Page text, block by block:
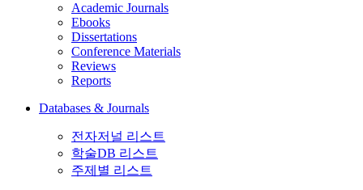
Academic Journals
Ebooks
Dissertations
Conference Materials
Reviews
Reports
Databases & Journals
전자저널 리스트
학술DB 리스트
주제별 리스트